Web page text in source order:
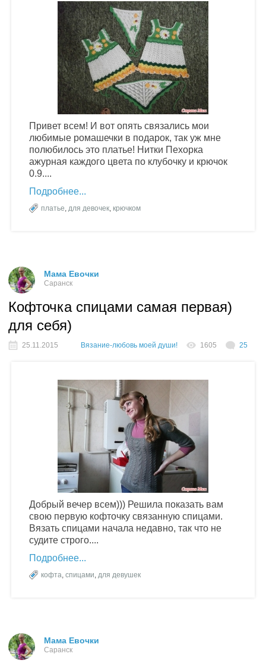
Привет всем! И вот опять связались мои
любимые ромашечки в подарок, так уж мне
полюбилось это платье! Нитки Пехорка
ажурная каждого цвета по клубочку и крючок
0.9....
Подробнее
платье, для девочек, крючком
Мама Евочки
Саранск
Кофточка спицами самая первая)
для себя)
25.11.2015 Вязание-любовь моей души! 1605 25
Добрый вечер всем))) Решила показать вам
свою первую кофточку связанную спицами.
Вязать спицами начала недавно, так что не
судите строго....
Подробнее
кофта, спицами, для девушек
Мама Евочки
Саранск